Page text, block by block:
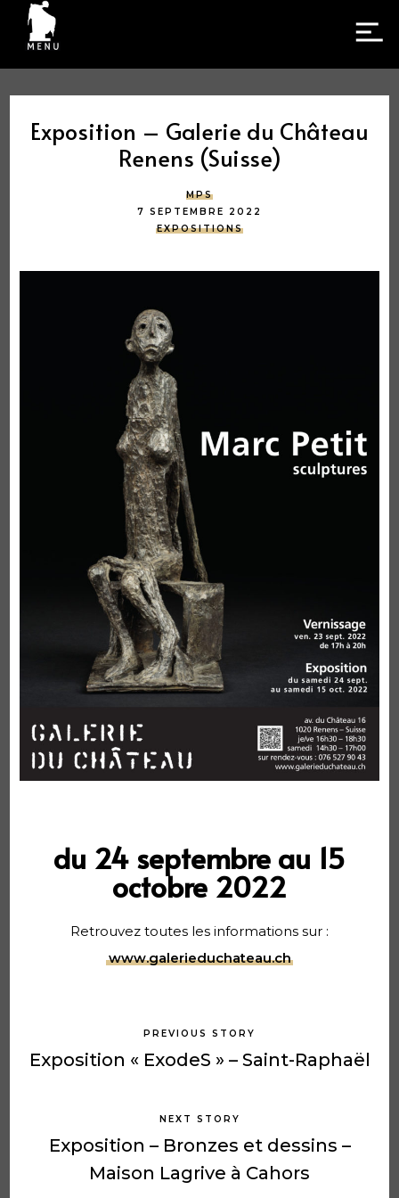
Exposition – Galerie du Château
Renens (Suisse)
MPS
7 SEPTEMBRE 2022
EXPOSITIONS
du 24 septembre au 15
octobre 2022
Retrouvez toutes les informations sur :
www.galerieduchateau.ch
PREVIOUS STORY
Exposition « ExodeS » – Saint-Raphaël
NEXT STORY
Exposition – Bronzes et dessins –
Maison Lagrive à Cahors